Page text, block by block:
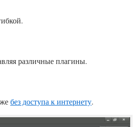
различные плагины.
без доступа к интернету.